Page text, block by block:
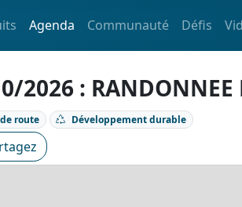
Agenda Communauté Défis
2026 : RANDONNEE
route Développement durable